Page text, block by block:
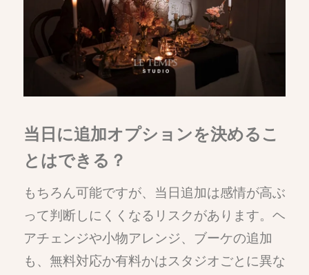
当日に追加オプションを決めるこ
とはできる？
もちろん可能ですが、当日追加は感情が高ぶ
って判断しにくくなるリスクがあります。ヘ
アチェンジや小物アレンジ、ブーケの追加
も、無料対応か有料かはスタジオごとに異な